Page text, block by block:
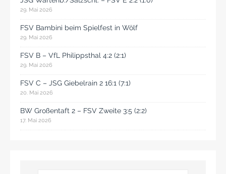
29. Mai 2026
FSV Bambini beim Spielfest in Wölf
29. Mai 2026
FSV B – VfL Philippsthal 4:2 (2:1)
29. Mai 2026
FSV C – JSG Giebelrain 2 16:1 (7:1)
20. Mai 2026
BW Großentaft 2 – FSV Zweite 3:5 (2:2)
17. Mai 2026